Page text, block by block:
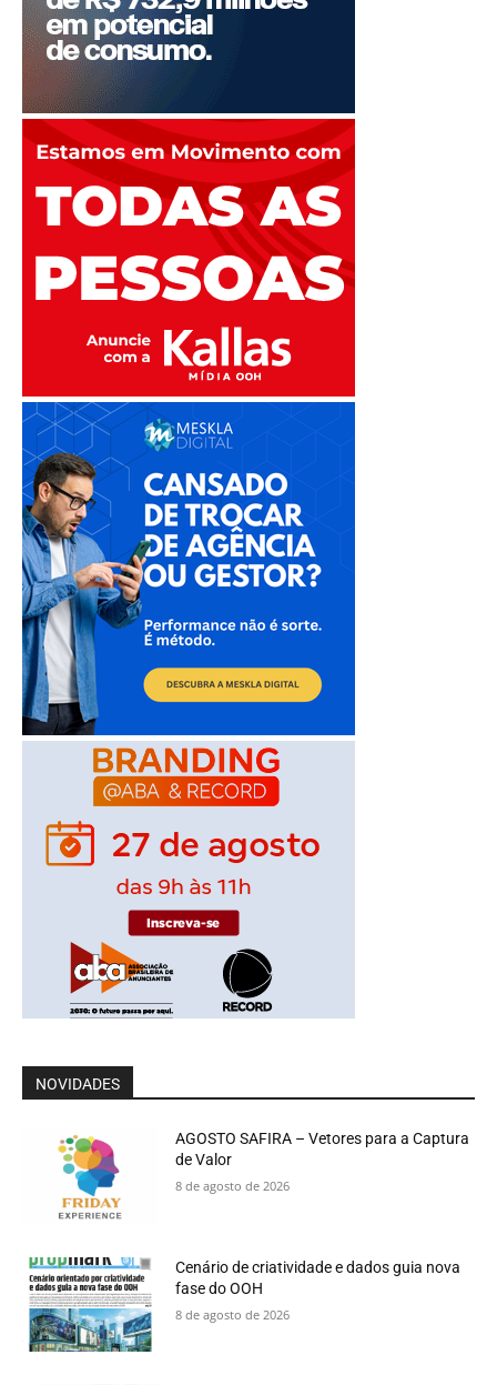
NOVIDADES
AGOSTO SAFIRA – Vetores para a Captura
de Valor
8 de agosto de 2026
Cenário de criatividade e dados guia nova
fase do OOH
8 de agosto de 2026